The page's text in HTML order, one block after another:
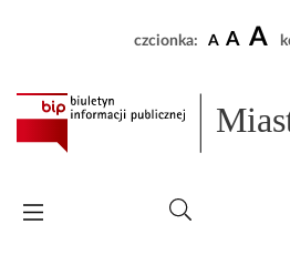
czcionka: A A A